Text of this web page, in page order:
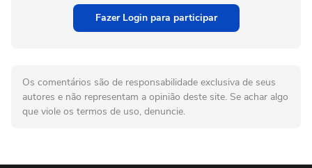
Fazer Login para participar
Os comentários são de responsabilidade exclusiva de seus
autores e não representam a opinião deste site. Se achar algo
que viole os termos de uso, denuncie.